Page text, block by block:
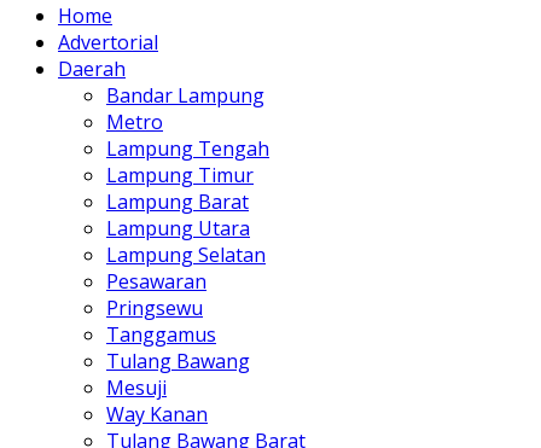
Home
Advertorial
Daerah
Bandar Lampung
Metro
Lampung Tengah
Lampung Timur
Lampung Barat
Lampung Utara
Lampung Selatan
Pesawaran
Pringsewu
Tanggamus
Tulang Bawang
Mesuji
Way Kanan
Tulang Bawang Barat